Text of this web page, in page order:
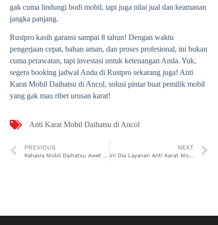
gak cuma lindungi bodi mobil, tapi juga nilai jual dan keamanan
jangka panjang.
Rustpro kasih garansi sampai 8 tahun! Dengan waktu
pengerjaan cepat, bahan aman, dan proses profesional, ini bukan
cuma perawatan, tapi investasi untuk ketenangan Anda. Yuk,
segera booking jadwal Anda di Rustpro sekarang juga! Anti
Karat Mobil Daihatsu di Ancol, solusi pintar buat pemilik mobil
yang gak mau ribet urusan karat!
Anti Karat Mobil Daihatsu di Ancol
PREVIOUS
Rahasia Mobil Daihatsu Awet 8 Tahun dengan Anti Karat Mobil Daihatsu di Rawa Badak Utara
NEXT
Ini Dia Layanan Anti Karat Mobil Daihatsu di Kamal Muara Paling Recommended